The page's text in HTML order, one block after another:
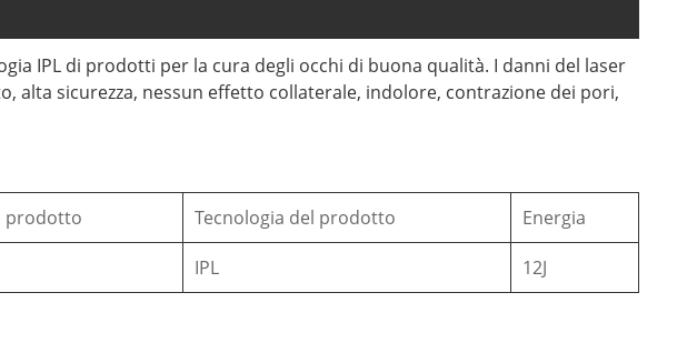
IPL di prodotti per la cura degli occhi di buona qualità. I ​​danni del laser
alta sicurezza, nessun effetto collaterale, indolore, contrazione dei pori,
prodotto Tecnologia del prodotto Energia
IPL 12J